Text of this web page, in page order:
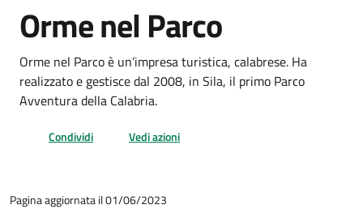
Orme nel Parco
Orme nel Parco è un’impresa turistica, calabrese. Ha
realizzato e gestisce dal 2008, in Sila, il primo Parco
Avventura della Calabria.
Condividi Vedi azioni
Pagina aggiornata il 01/06/2023